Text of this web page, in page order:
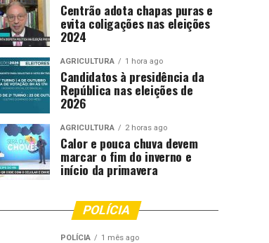
Centrão adota chapas puras e
evita coligações nas eleições
2024
AGRICULTURA 1 hora ago
Candidatos à presidência da
República nas eleições de
2026
AGRICULTURA 2 horas ago
Calor e pouca chuva devem
marcar o fim do inverno e
início da primavera
POLÍCIA
POLÍCIA 1 mês ago